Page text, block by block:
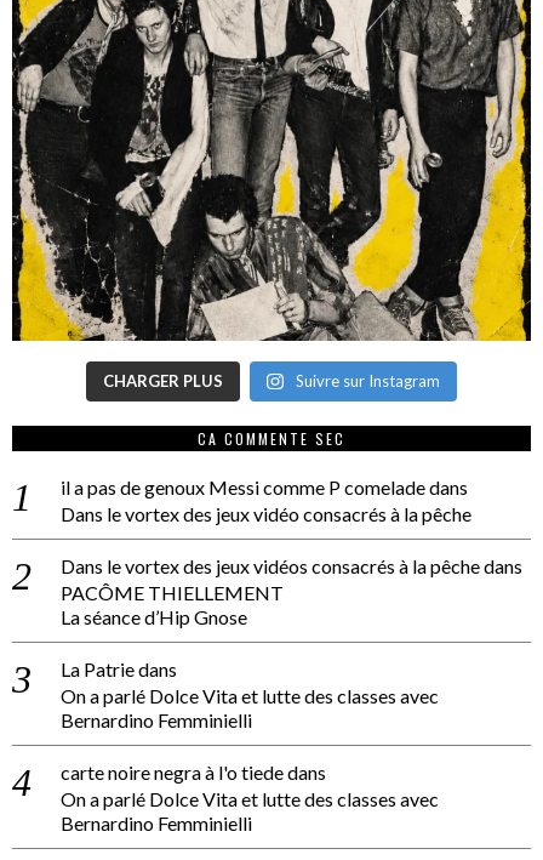
CHARGER PLUS Suivre sur Instagram
CA COMMENTE SEC
il a pas de genoux Messi comme P comeladedans
Dans le vortex des jeux vidéo consacrés à la pêche
Dans le vortex des jeux vidéos consacrés à la pêchedans
PACÔME THIELLEMENT
La séance d’Hip Gnose
La Patriedans
On a parlé Dolce Vita et lutte des classes avec
Bernardino Femminielli
carte noire negra à l'o tiededans
On a parlé Dolce Vita et lutte des classes avec
Bernardino Femminielli